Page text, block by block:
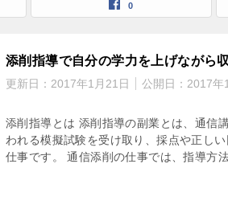
0
添削指導で自分の学力を上げながら
更新日： 2017年1月21日 公開日： 2017年
添削指導とは 添削指導の副業とは、通信
われる模擬試験を受け取り、採点や正し
仕事です。 通信添削の仕事では、指導方